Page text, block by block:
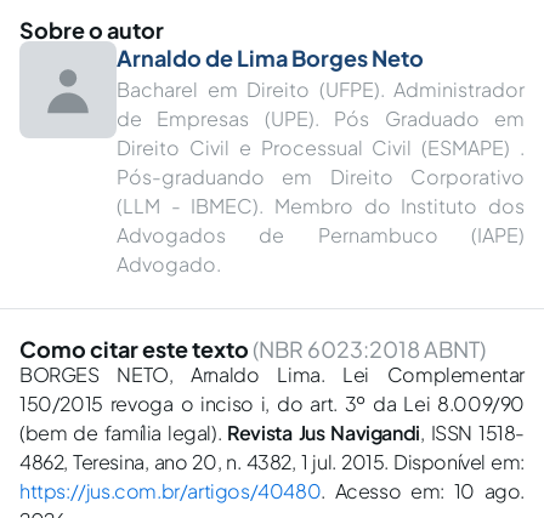
Sobre o autor
Arnaldo de Lima Borges Neto
Bacharel em Direito (UFPE). Administrador
de Empresas (UPE). Pós Graduado em
Direito Civil e Processual Civil (ESMAPE) .
Pós-graduando em Direito Corporativo
(LLM - IBMEC). Membro do Instituto dos
Advogados de Pernambuco (IAPE)
Advogado.
Como citar este texto (NBR 6023:2018 ABNT)
BORGES NETO, Arnaldo Lima. Lei Complementar
150/2015 revoga o inciso i, do art. 3º da Lei 8.009/90
(bem de família legal). Revista Jus Navigandi, ISSN 1518-
4862, Teresina, ano 20, n. 4382, 1 jul. 2015. Disponível em:
https://jus.com.br/artigos/40480. Acesso em: 10 ago.